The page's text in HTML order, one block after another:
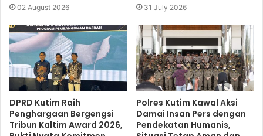
02 August 2026 31 July 2026
DPRD Kutim Raih
Penghargaan Bergengsi
Tribun Kaltim Award 2026,
Polres Kutim Kawal Aksi
Damai Insan Pers dengan
Pendekatan Humanis,